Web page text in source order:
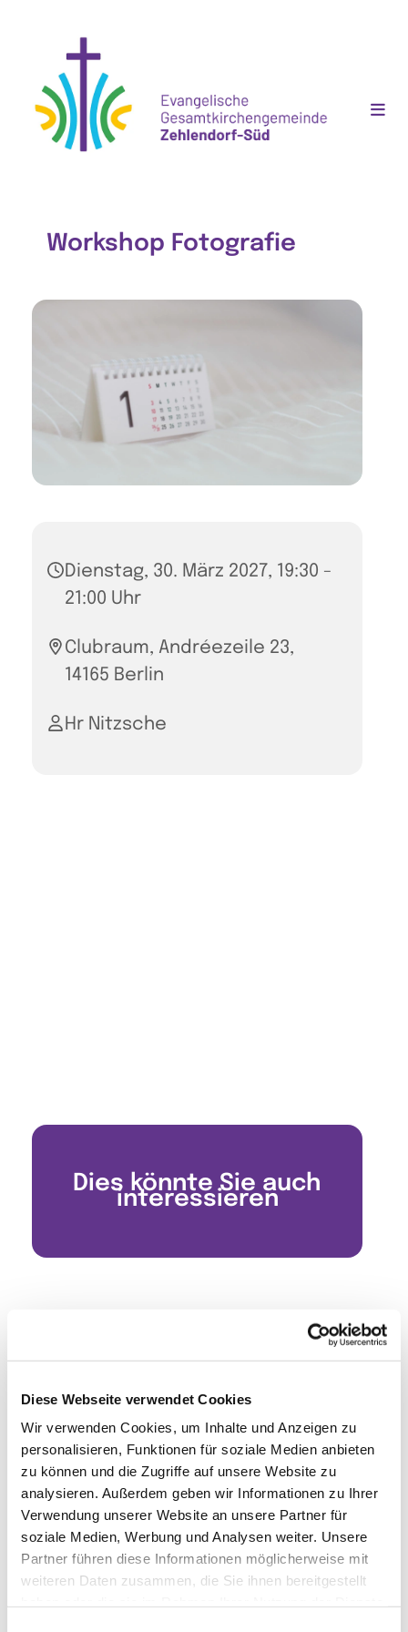
Diese Webseite verwendet Cookies
Wir verwenden Cookies, um Inhalte und Anzeigen zu
personalisieren, Funktionen für soziale Medien anbieten
zu können und die Zugriffe auf unsere Website zu
analysieren. Außerdem geben wir Informationen zu Ihrer
Verwendung unserer Website an unsere Partner für
soziale Medien, Werbung und Analysen weiter. Unsere
Partner führen diese Informationen möglicherweise mit
weiteren Daten zusammen, die Sie ihnen bereitgestellt
Workshop Fotografie
Dienstag, 30. März 2027, 19:30 -
21:00 Uhr
Clubraum, Andréezeile 23,
14165 Berlin
Hr Nitzsche
Dies könnte Sie auch
interessieren